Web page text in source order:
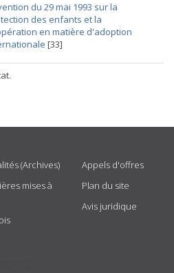
du 29 mai 1993 sur la
des enfants et la
en matière d'adoption
[33]
(Archives)
mises à
Appels d'offres
Plan du site
Avis juridique